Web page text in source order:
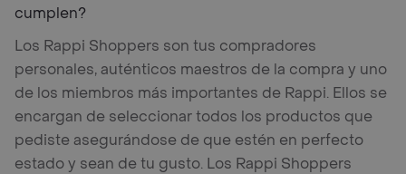
cumplen?
Los Rappi Shoppers son tus compradores
personales, auténticos maestros de la compra y uno
de los miembros más importantes de Rappi. Ellos se
encargan de seleccionar todos los productos que
pediste asegurándose de que estén en perfecto
estado y sean de tu gusto. Los Rappi Shoppers